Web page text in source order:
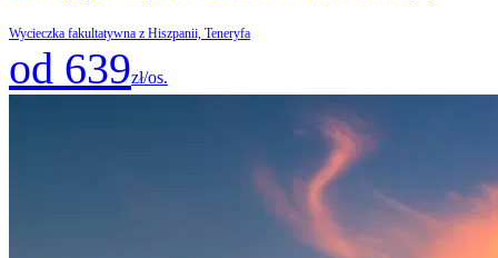
Wycieczka fakultatywna z Hiszpanii, Teneryfa
od 639zł/os.